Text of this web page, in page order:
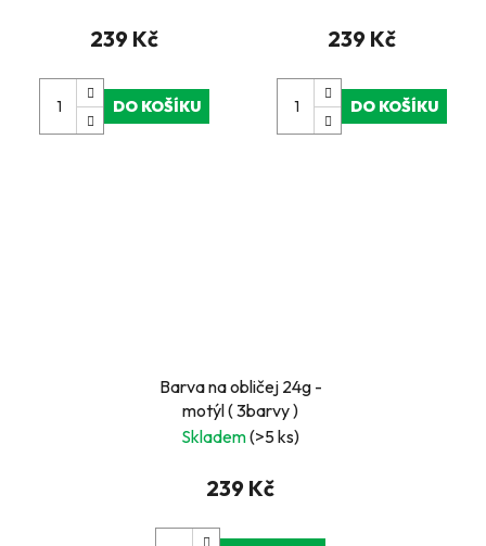
239 Kč
DO KOŠÍKU
239 Kč
DO KOŠÍKU
Barva na obličej 24g -
motýl ( 3barvy )
Skladem(>5 ks)
239 Kč